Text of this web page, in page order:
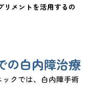
リメントを活用するの
の白内障治療
クでは、白内障手術